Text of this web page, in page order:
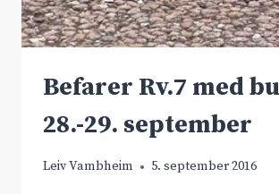
Befarer Rv.7 med
28.-29. september
Leiv Vambheim 5. september 2016